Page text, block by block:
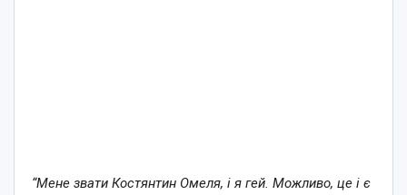
“Мене звати Костянтин Омеля, і я гей. Можливо, це і є